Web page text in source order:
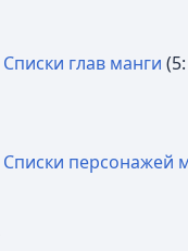
Списки глав манги
Списки персонажей